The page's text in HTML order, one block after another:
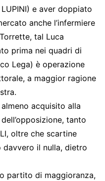
e aver doppiato
anche l’infermiere
tal Luca
prima nei quadri di
Lega) è operazione
a maggior ragione
acquisito alla
tanto
oltre che scartine
davvero il nulla, dietro
partito di maggioranza,